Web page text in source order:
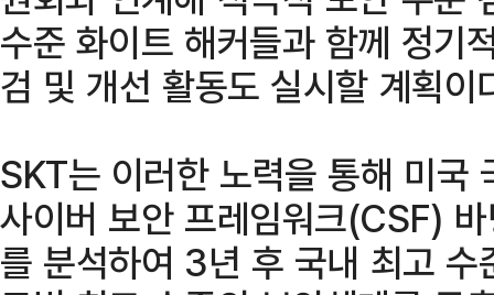
수준 화이트 해커들과 함께 정기
검 및 개선 활동도 실시할 계획이
SKT는 이러한 노력을 통해 미국
사이버 보안 프레임워크(CSF)
를 분석하여 3년 후 국내 최고